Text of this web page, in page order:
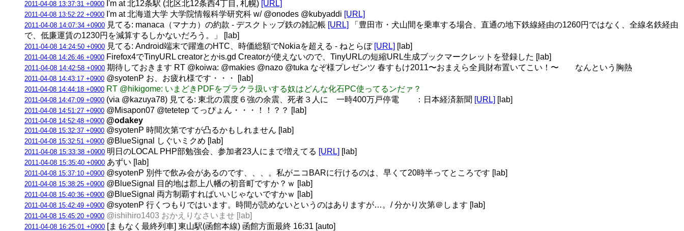
2011-04-08 13:37:31 +0900 I'm at 北12条駅 (北区北12条西4丁目, 札幌) [URL]
2011-04-08 13:52:22 +0900 I'm at 北海道大学 大学院情報科学研究科 w/ @onodes @kubyaddi [URL]
2011-04-08 14:07:34 +0900 見てる: manaca（マナカ）の約款 - デスクトップ鉄の雑記帳 [URL]
「豊田市・犬山間を乗車する場合、直通の地下鉄線経由の1260円ではなく、全線名鉄経由
で、低廉運賃の1230円を減算するしかないだろう。」 [lab]
2011-04-08 14:24:50 +0900 見てる: Android端末で躍進のHTC、時価総額でNokiaを超える - ねとらぼ [URL] [lab]
2011-04-08 14:26:46 +0900 Firefox4でTinyURL creatorとかis.gd Creatorが使えないので、TinyURLの短縮URL生成ブックマークレットを登録した [lab]
2011-04-08 14:42:58 +0900 期待しておきます RT @koiwa: @makies @nazo @tuka なぞ様プレゼンツ 春すもけ2011〜おまえら全員財布置いてこい！〜 なんという胸熱
2011-04-08 14:43:17 +0900 @syotenP お、お疲れ様です・・・ [lab]
2011-04-08 14:44:18 +0900 RT @hikigome: いまどきPDFをブラクラ扱いする奴はどんな化石PC使ってるンだァ？
2011-04-08 14:47:09 +0900 (via @kazuya78) 見てる: 東北の震度６強の余震、死者３人に 一時400万戸停電 ：日本経済新聞 [URL] [lab]
2011-04-08 14:51:27 +0900 @Misapon07 @tetetep てっぴょん・・・！！？？ [lab]
2011-04-08 14:52:48 +0900 @odakey
2011-04-08 15:32:37 +0900 @syotenP 時間次第ですが凸るかもしれません [lab]
2011-04-08 15:32:51 +0900 @BlueSignal しぐいミクめ [lab]
2011-04-08 15:33:38 +0900 明日のLOCAL PHP部勉強会、参加者23人にまで増えてる [URL] [lab]
2011-04-08 15:35:40 +0900 あずい [lab]
2011-04-08 15:37:10 +0900 @syotenP 別件で飲み会があるのです、、、。私がニコBARに行けるのは、早くて20時半ってところです [lab]
2011-04-08 15:38:25 +0900 @BlueSignal 目的地は郡上八幡の初音町ですか？ｗ [lab]
2011-04-08 15:40:36 +0900 @BlueSignal 両方制覇すればいいじゃないですかｗ [lab]
2011-04-08 15:42:49 +0900 @syotenP 行くつもりではいます。時間が読めないというのはありますが…。/ 分かり次第＠します [lab]
2011-04-08 15:45:20 +0900 @ishihiro1403 おかえりなさいませ [lab]
2011-04-08 16:25:01 +0900 [まもなく最終列車] 東山駅(函館本線) 函館方面最終 16:31 [auto]